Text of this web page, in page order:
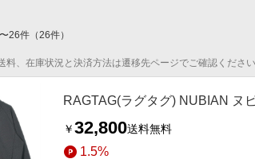
〜26件 （26件）
料、在庫状況と決済方法は遷移先ページでご確認ください
RAGTAG(ラグタグ) NUBIAN ヌ
￥32,800送料無料
1.5%